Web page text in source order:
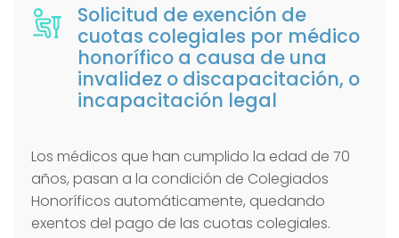
Solicitud de exención de
cuotas colegiales por médico
honorífico a causa de una
invalidez o discapacitación, o
incapacitación legal
Los médicos que han cumplido la edad de 70
años, pasan a la condición de Colegiados
Honoríficos automáticamente, quedando
exentos del pago de las cuotas colegiales.